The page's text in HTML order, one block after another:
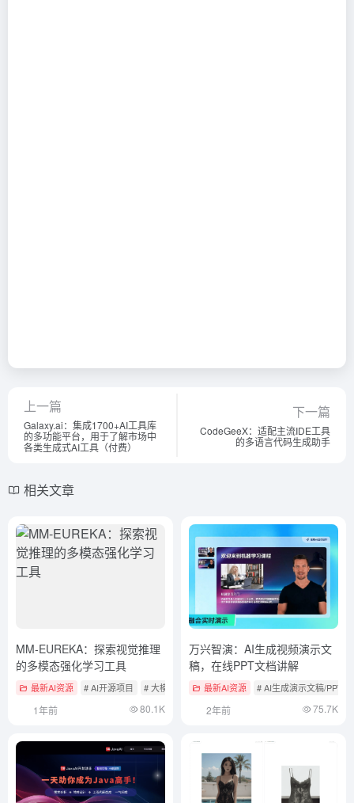
上一篇
Galaxy.ai：集成1700+AI工具库
的多功能平台，用于了解市场中
各类生成式AI工具（付费）
下一篇
CodeGeeX：适配主流IDE工具
的多语言代码生成助手
相关文章
MM-EUREKA：探索视觉推理
的多模态强化学习工具
最新AI资源 # AI开源项目 # 大模型微调
1年前 80.1K
万兴智演：AI生成视频演示文
稿，在线PPT文档讲解
最新AI资源 # AI生成演示文稿/PPT
2年前 75.7K